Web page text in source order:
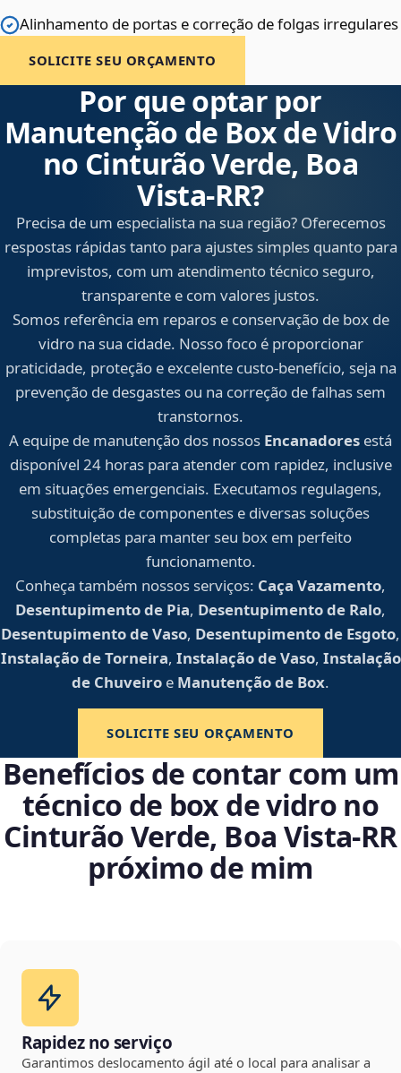
Alinhamento de portas e correção de folgas irregulares
SOLICITE SEU ORÇAMENTO
Por que optar por
Manutenção de Box de Vidro
no Cinturão Verde, Boa
Vista‑RR?
Precisa de um especialista na sua região? Oferecemos
respostas rápidas tanto para ajustes simples quanto para
imprevistos, com um atendimento técnico seguro,
transparente e com valores justos.
Somos referência em reparos e conservação de box de
vidro na sua cidade. Nosso foco é proporcionar
praticidade, proteção e excelente custo-benefício, seja na
prevenção de desgastes ou na correção de falhas sem
transtornos.
A equipe de manutenção dos nossos Encanadores está
disponível 24 horas para atender com rapidez, inclusive
em situações emergenciais. Executamos regulagens,
substituição de componentes e diversas soluções
completas para manter seu box em perfeito
funcionamento.
Conheça também nossos serviços: Caça Vazamento,
Desentupimento de Pia, Desentupimento de Ralo,
Desentupimento de Vaso, Desentupimento de Esgoto,
Instalação de Torneira, Instalação de Vaso, Instalação
de Chuveiro e Manutenção de Box.
SOLICITE SEU ORÇAMENTO
Benefícios de contar com um
técnico de box de vidro no
Cinturão Verde, Boa Vista‑RR
próximo de mim
Rapidez no serviço
Garantimos deslocamento ágil até o local para analisar a